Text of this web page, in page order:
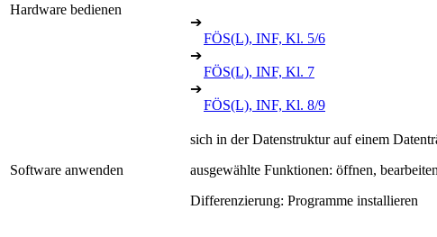
Hardware bedienen
➔
FÖS(L), INF, Kl. 5/6
➔
FÖS(L), INF, Kl. 7
➔
FÖS(L), INF, Kl. 8/9
Software anwenden
sich in der Datenstruktur auf einem
ausgewählte Funktionen: öffnen,
Differenzierung: Programme installieren